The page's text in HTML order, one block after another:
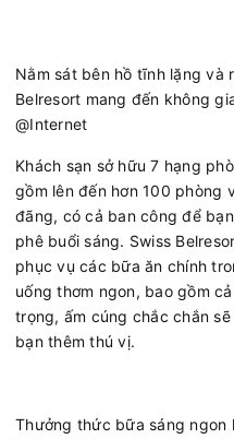
Nằm sát bên hồ tĩnh lặng và
Belresort mang đến không
@Internet
Khách sạn sở hữu 7 hạng
gồm lên đến hơn 100 phòng
đãng, có cả ban công để
phê buổi sáng. Swiss
phục vụ các bữa ăn chính
uống thơm ngon, bao gồm
trọng, ấm cúng chắc chắn
bạn thêm thú vị.
Thưởng thức bữa sáng ngon